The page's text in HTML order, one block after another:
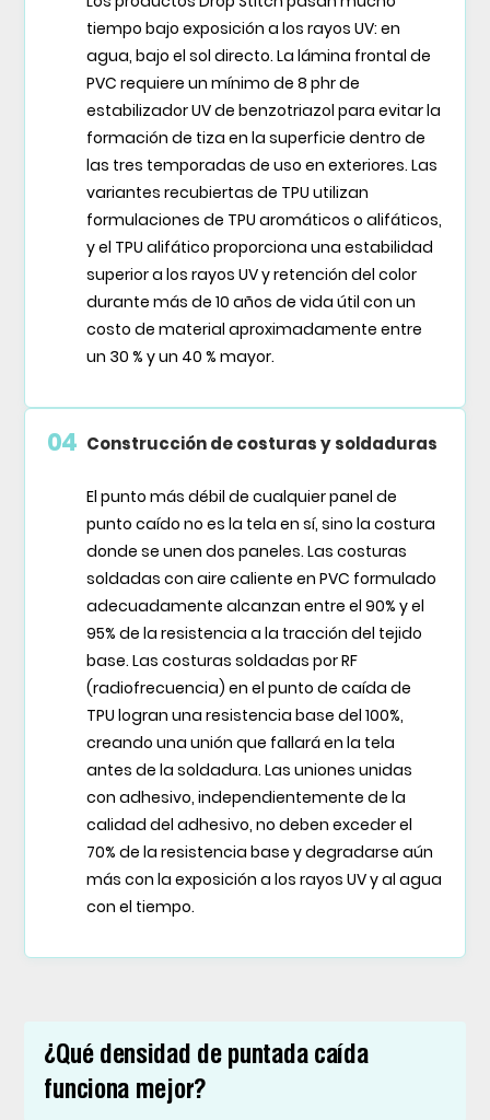
tiempo bajo exposición a los rayos UV: en
agua, bajo el sol directo. La lámina frontal de
PVC requiere un mínimo de 8 phr de
estabilizador UV de benzotriazol para evitar la
formación de tiza en la superficie dentro de
las tres temporadas de uso en exteriores. Las
variantes recubiertas de TPU utilizan
formulaciones de TPU aromáticos o alifáticos,
y el TPU alifático proporciona una estabilidad
superior a los rayos UV y retención del color
durante más de 10 años de vida útil con un
costo de material aproximadamente entre
un 30 % y un 40 % mayor.
04 Construcción de costuras y soldaduras
El punto más débil de cualquier panel de
punto caído no es la tela en sí, sino la costura
donde se unen dos paneles. Las costuras
soldadas con aire caliente en PVC formulado
adecuadamente alcanzan entre el 90% y el
95% de la resistencia a la tracción del tejido
base. Las costuras soldadas por RF
(radiofrecuencia) en el punto de caída de
TPU logran una resistencia base del 100%,
creando una unión que fallará en la tela
antes de la soldadura. Las uniones unidas
con adhesivo, independientemente de la
calidad del adhesivo, no deben exceder el
70% de la resistencia base y degradarse aún
más con la exposición a los rayos UV y al agua
con el tiempo.
¿Qué densidad de puntada caída
funciona mejor?